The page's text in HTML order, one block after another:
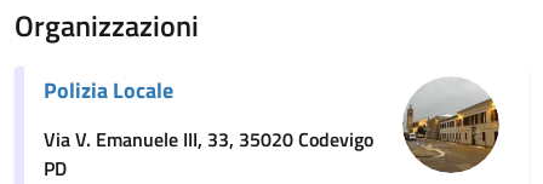
Organizzazioni
Polizia Locale
Via V. Emanuele III, 33, 35020 Codevigo
PD